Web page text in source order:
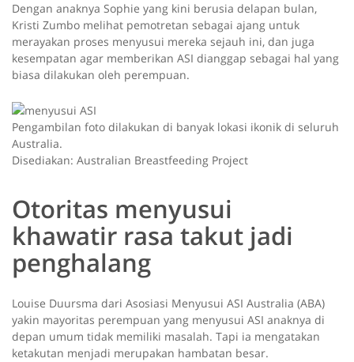
Dengan anaknya Sophie yang kini berusia delapan bulan,
Kristi Zumbo melihat pemotretan sebagai ajang untuk
merayakan proses menyusui mereka sejauh ini, dan juga
kesempatan agar memberikan ASI dianggap sebagai hal yang
biasa dilakukan oleh perempuan.
Pengambilan foto dilakukan di banyak lokasi ikonik di seluruh
Australia.
Disediakan: Australian Breastfeeding Project
Otoritas menyusui
khawatir rasa takut jadi
penghalang
Louise Duursma dari Asosiasi Menyusui ASI Australia (ABA)
yakin mayoritas perempuan yang menyusui ASI anaknya di
depan umum tidak memiliki masalah. Tapi ia mengatakan
ketakutan menjadi merupakan hambatan besar.